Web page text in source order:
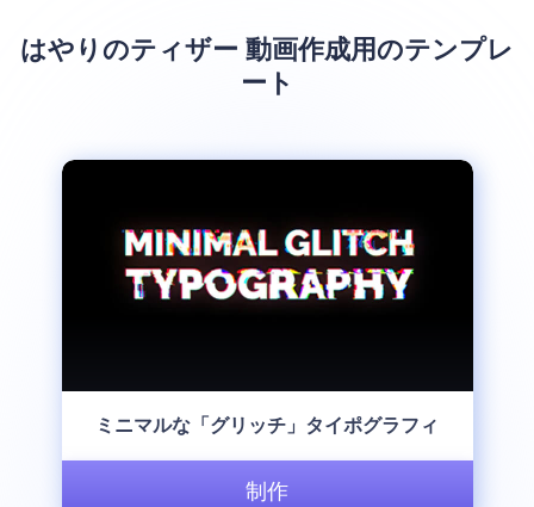
はやりのティザー 動画作成用のテンプレ
ート
ミニマルな「グリッチ」タイポグラフィ
制作